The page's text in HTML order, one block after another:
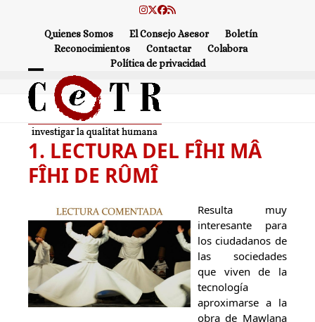
Instagram
Twitter
Facebook
RSS
Quienes Somos El Consejo Asesor
Boletín
Reconocimientos
Contactar
Colabora
Política de privacidad
Open
mobile
menu
Close
mobile
menu
1. LECTURA DEL FÎHI MÂ
FÎHI DE RÛMÎ
Resulta muy
interesante para
los ciudadanos de
las sociedades
que viven de la
tecnología
aproximarse a la
obra de Mawlana